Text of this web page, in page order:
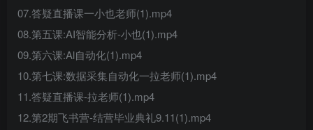
07.答疑直播课一小也老师(1).mp4
08.第五课:AI智能分析-小也(1).mp4
09.第六课:Al自动化(1).mp4
10.第七课:数据采集自动化一拉老师(1).mp4
11.答疑直播课-拉老师(1).mp4
12.第2期飞书营-结营毕业典礼9.11(1).mp4